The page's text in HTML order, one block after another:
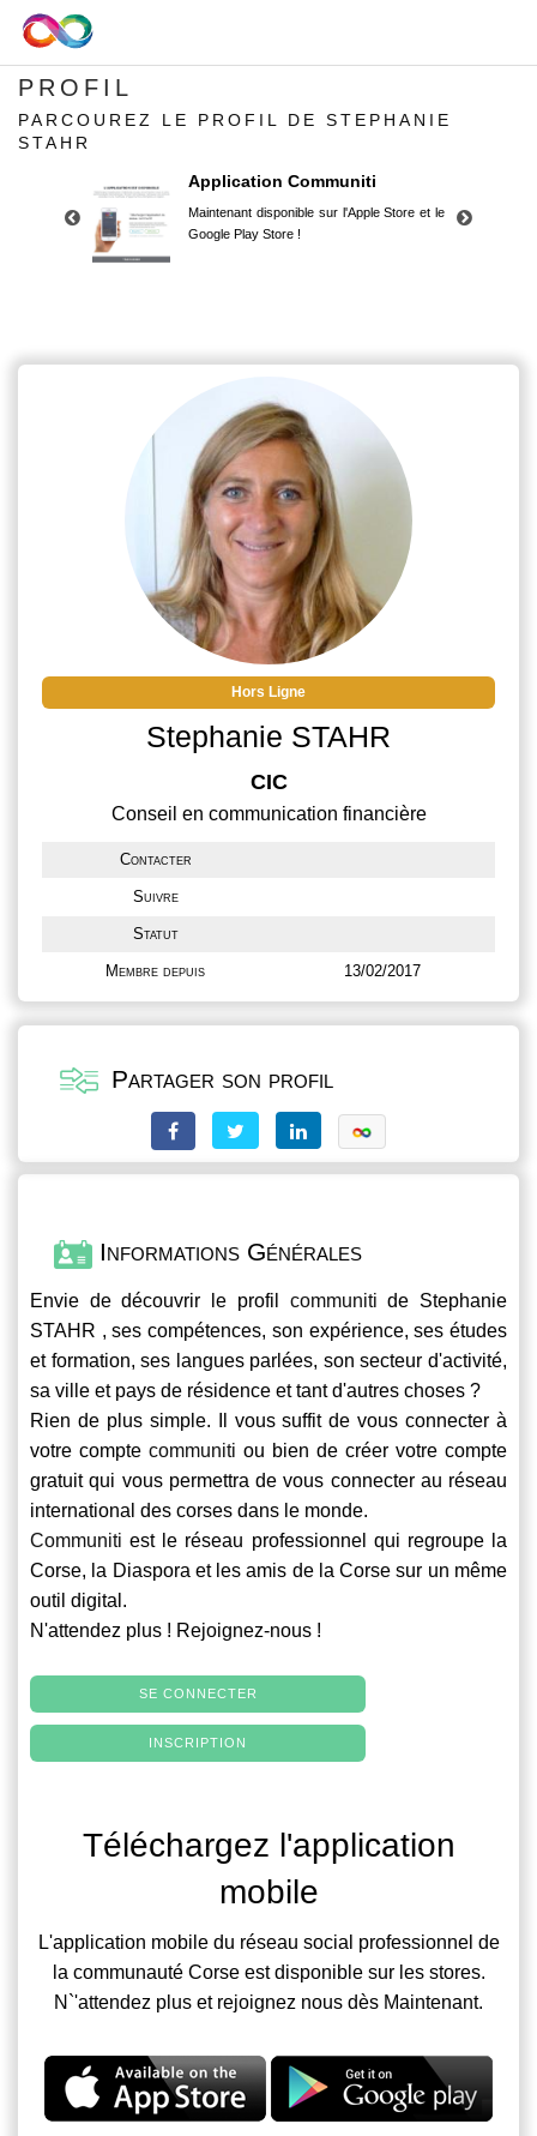
PROFIL
PARCOUREZ LE PROFIL DE STEPHANIE
STAHR
Application Communiti
Maintenant disponible sur l'Apple Store et le
Google Play Store !
Hors Ligne
Stephanie STAHR
CIC
Conseil en communication financière
Contacter
Suivre
Statut
Membre depuis 13/02/2017
Partager son profil
Informations Générales
Envie de découvrir le profil communiti de Stephanie
STAHR , ses compétences, son expérience, ses études
et formation, ses langues parlées, son secteur d'activité,
sa ville et pays de résidence et tant d'autres choses ?
Rien de plus simple. Il vous suffit de vous connecter à
votre compte communiti ou bien de créer votre compte
gratuit qui vous permettra de vous connecter au réseau
international des corses dans le monde.
Communiti est le réseau professionnel qui regroupe la
Corse, la Diaspora et les amis de la Corse sur un même
outil digital.
N'attendez plus ! Rejoignez-nous !
SE CONNECTER
INSCRIPTION
Téléchargez l'application
mobile
L'application mobile du réseau social professionnel de
la communauté Corse est disponible sur les stores.
N`'attendez plus et rejoignez nous dès Maintenant.